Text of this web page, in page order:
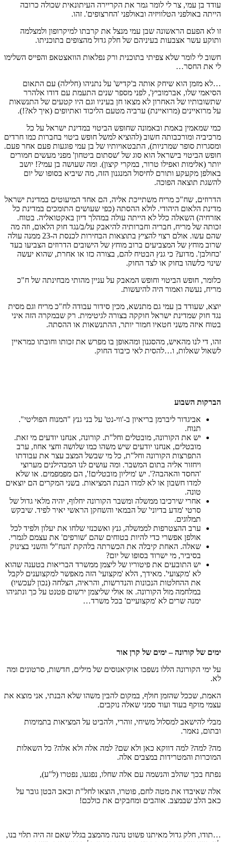
עודד בן עמי, צר לי לומר גמר את הקריירה העיתונאית שכולה כרובה
הייתה באולפני הטלוויזיה ובאולפני 'החרצופים'. זהו.
זו לא הפעם הראשונה שבן עמי מנצל את קרבתו למיקרופון ולמצלמה
ותוקע עשר אצבעות בעיניהם של חלק גדול מהצופים בתוכניתו.
חשוב לי לומר שלא צפיתי בתוכנית ורק נפלאות הוואצטאפ והפייס השלימו
לי את החסר…
…לא מזמן הוא שיחק אותה ב'קדיש' על נתניהו (חלילה) עם התאום
הסיאמי שלו, אברמוביץ', לפני מספר שנים התעמת עם דודו אלהרר
שתשובותיו של האחרון לא מצאו חן בעיניו וגם היו קטעים של התנשאות
על מרואיינים (מרואיינת) ערביה מטעם הליכוד ואתיופים (איך לא?!).
כמי שמאמין באמת ובאמונה שחופש הביטוי במדינת ישראל על כל
מרכיביה ומורכבותה חשוב (להוציא למשל חופש ביטוי בחברות כמו חרדים
ומסגרות סופר שמרניות), התבטאויותיו של בן עמי פוגעות פעם אחר פעם.
חופש הביטוי בישראל הוא סוג של 'שסתום ביטחון' מפני מעשים חמורים
יותר (אלימות ואפילו טרור, במקרי קיצון). ומה שעושה בן עמי?! יושב
באולפן מקעקע ותורם לחיסול המנגנון הזה, מה שיביא בסופו של יום
להשגת תוצאה הפוכה.
הדרוזים, שח"כ מריח משתייכת אליה, הם אחד המיעוטים במדינת ישראל
מדינת הלאום היהודי. לולא ההסתה (כפי שעושים התומכים במדינת כל
אזרחיה) השאלה כלל לא הייתה עולה במהלך דיון באקטואליה. בטוח.
זכותה של מריח, חבריה וחברותיה להיאבק על/ב/נגד חוק הלאום, וזה מה
שהם עשו. אולם רצוי להציץ בתוצאות הבחירות לכנסת ה-23 ממנה עולה
שרוב מוחץ של המצביעים ברוב מוחץ של הישובים הדרוזים הצביעו בעד
'כחולבן'. מדוע? כי גנץ הבטיח להם, בצורה כזו או אחרת, שהוא יעשה
שינוי כלשהו בחוק או לצד החוק.
כלומר, חופש הביטוי וחופש המאבק על עניין מהותי מבחינתה של ח"כ
מריח, נעשה ואמור היה להיעשות.
יוצא, שעודד בן עמי גם מתנשא, מכין סידור עבודה לח"כ מריח וגם מסית
נגד חוק שמדינת ישראל חוקקה בצורה לגיטימית. רק שבמקרה הזה איני
בטוח איזה משני חטאיו חמור יותר, ההתנשאות או ההסתה.
זהו, די לנו מהאיש, מהסגנון ומהאופן בו מפרש את זכותו וחובתו כמראיין
לשאול שאלות, ו…להסית לאי כיבוד החוק.
הברקות השבוע
אביגדור ליברמן בריאיון ב-'ווי-נט' על בני גנץ "המנוח הפוליטי".
תנוח.
יש את הקורונה, מובטלים וחל"ת. קורונה, אנחנו יודעים מי זאת.
מובטלים, אנחנו יודעים שיש משהו כמו שלושה וחצי אחוז, ערב
התפרצות הקורונה וחל"ת, כל מי שבשל המצב עצר את עבודתו
ויחזור אליה בתום המשבר. ומה עושים לנו המבהילנים מערוצי
'החסד והאהבה?'. יש 'מיליון מובטלים!', הם מפמפמים. או שלא
למדו חשבון או לא למדו הבנת המציאות. בשני המקרים הם יוצאים
טונה.
אחרי שירכיבו ממשלה ומשבר הקורונה יחלוף, יהיה מלאי גדול של
סרטי 'מדע בדיוני' של הבמאי והשחקן הראשי יאיר לפיד. שיבקש
תמלוגים.
ערב ההצטרפות לממשלה, גנץ ואשכנזי שלחו את יעלון ולפיד לכל
אולפן אפשרי כדי להיות בטוחים שהם 'שורפים' את עצמם לגמרי.
שאלה. האחת קיבלה את הכשרתה בלהקת 'הנח"ל' והשני בצינוק
בסיביר, מי ישרוד בסופו של יום?
יש התובעים את פיטוריו של ליצמן ממשרד הבריאות בטענה שהוא
לא 'מקצועי'. מאידך, הלא 'מקצועי' הזה מאפשר למקצוענים לקבל
את ההחלטות הנכונות והנדרשות, והראיה, הצלחה (נכון לעכשיו)
במלחמה מול הקורונה. אז אולי שליצמן ירשום פטנט על כך ונתניהו
ימנה שרים לא 'מקצועיים' בכל משרד…
ימים של קורונה – ימים של קרן אור
על ימי הקורונה הללו נשפכו אוקיאנוסים של מילים, חדשות, סרטונים ומה
לא.
האמת, שככל שהזמן חולף, במקום להבין משהו שלא הבנתי, אני מוצא את
עצמי מוקף בעוד ועוד סמני שאלה נוקבים.
מבלי להישאב למסלול משיחי, זוהרי, ולהביט על המציאות בתמימות
ובתום, נאמר.
מה? למה? למה דווקא כאן ולא שם? למה אלה ולא אלה? כל השאלות
המוכרות והמטרידות במצבים אלה.
נפתח בכך שהלב והנשמה עם אלה שחלו, נפגעו, נפטרו (ל"ע),
אלה שאיבדו את מטה לחם, פוטרו, הוצאו לחל"ת וכאב הבטן גובר על
כאב הלב שבמצב. אוהבים ומחבקים את כולכם!
…תודו, חלק גדול מאיתנו פשוט נהנה מהמצב בגלל שאם זה היה תלוי בנו,